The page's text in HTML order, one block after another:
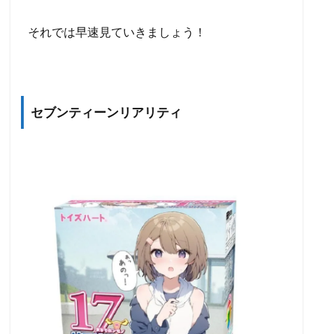
それでは早速見ていきましょう！
セブンティーンリアリティ